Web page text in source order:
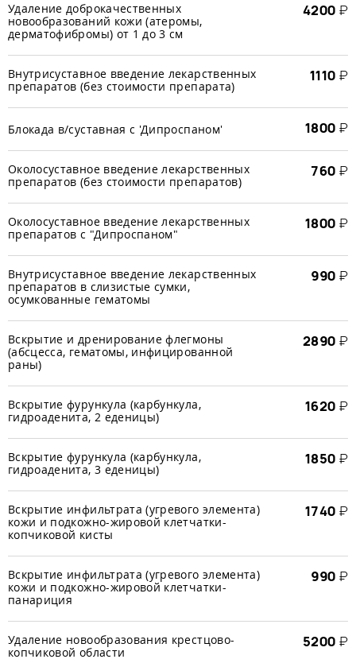
Удаление доброкачественных
новообразований кожи (атеромы,
дерматофибромы) от 1 до 3 см
4200 ₽
Внутрисуставное введение лекарственных
препаратов (без стоимости препарата)
1110 ₽
Блокада в/суставная с 'Дипроспаном' 1800 ₽
Околосуставное введение лекарственных
препаратов (без стоимости препаратов)
760 ₽
Околосуставное введение лекарственных
препаратов с "Дипроспаном"
1800 ₽
Внутрисуставное введение лекарственных
препаратов в слизистые сумки,
осумкованные гематомы
990 ₽
Вскрытие и дренирование флегмоны
(абсцесса, гематомы, инфицированной
раны)
2890 ₽
Вскрытие фурункула (карбункула,
гидроаденита, 2 еденицы)
1620 ₽
Вскрытие фурункула (карбункула,
гидроаденита, 3 еденицы)
1850 ₽
Вскрытие инфильтрата (угревого элемента)
кожи и подкожно-жировой клетчатки-
копчиковой кисты
1740 ₽
Вскрытие инфильтрата (угревого элемента)
кожи и подкожно-жировой клетчатки-
панариция
990 ₽
Удаление новообразования крестцово-
копчиковой области
5200 ₽